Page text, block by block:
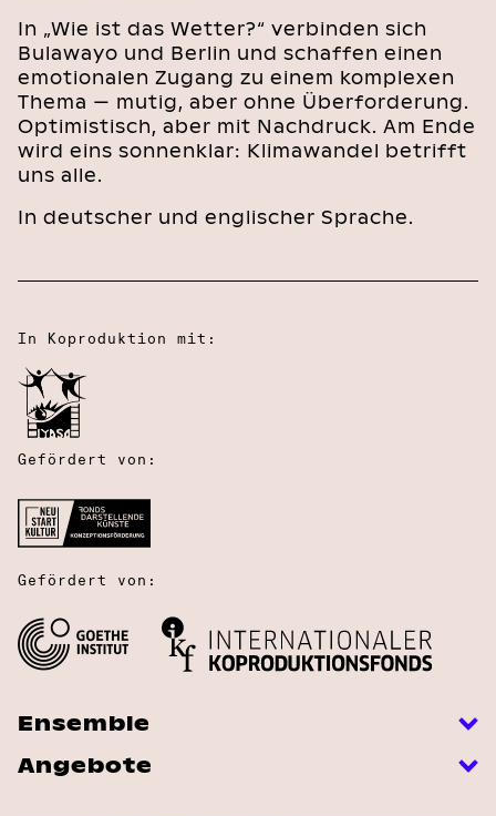
In „Wie ist das Wetter?“ verbinden sich
Bulawayo und Berlin und schaffen einen
emotionalen Zugang zu einem komplexen
Thema — mutig, aber ohne Überforderung.
Optimistisch, aber mit Nachdruck. Am Ende
wird eins sonnenklar: Klimawandel betrifft
uns alle.
In deutscher und englischer Sprache.
In Koproduktion mit:
Gefördert von:
Gefördert von:
Ensemble
Angebote